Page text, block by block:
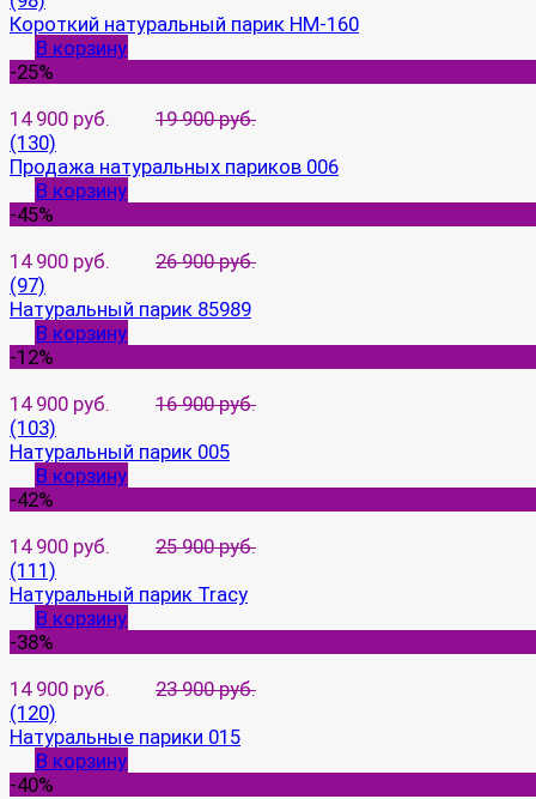
Короткий натуральный парик HM-160
В корзину
-25%
14 900 руб.
19 900 руб.
(130)
Продажа натуральных париков 006
В корзину
-45%
14 900 руб.
26 900 руб.
(97)
Натуральный парик 85989
В корзину
-12%
14 900 руб.
16 900 руб.
(103)
Натуральный парик 005
В корзину
-42%
14 900 руб.
25 900 руб.
(111)
Натуральный парик Tracy
В корзину
-38%
14 900 руб.
23 900 руб.
(120)
Натуральные парики 015
В корзину
-40%